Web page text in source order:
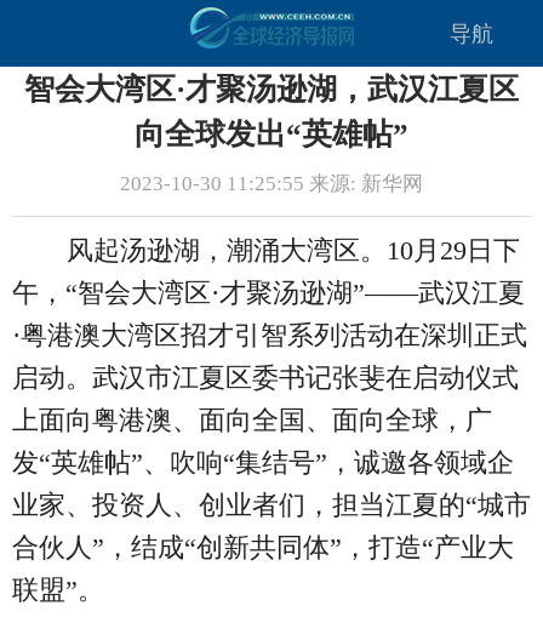
导航
智会大湾区·才聚汤逊湖，武汉江夏区
向全球发出“英雄帖”
2023-10-30 11:25:55 来源: 新华网
风起汤逊湖，潮涌大湾区。10月29日下
午，“智会大湾区·才聚汤逊湖”——武汉江夏
·粤港澳大湾区招才引智系列活动在深圳正式
启动。武汉市江夏区委书记张斐在启动仪式
上面向粤港澳、面向全国、面向全球，广
发“英雄帖”、吹响“集结号”，诚邀各领域企
业家、投资人、创业者们，担当江夏的“城市
合伙人”，结成“创新共同体”，打造“产业大
联盟”。